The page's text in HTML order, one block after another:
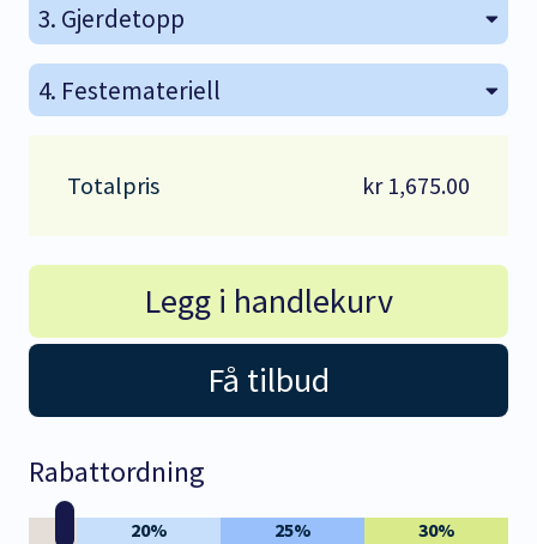
3 Gjerdetopp
4 Festemateriell
kr1,675.00
Legg i handlekurv
Få tilbud
Rabattordning
20% 25% 30%